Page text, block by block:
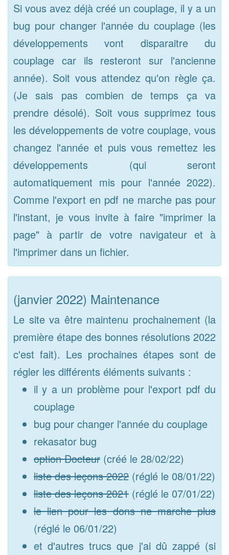
Si vous avez déjà créé un couplage, il y a un
bug pour changer l'année du couplage (les
développements vont disparaitre du
couplage car ils resteront sur l'ancienne
année). Soit vous attendez qu'on règle ça.
(Je sais pas combien de temps ça va
prendre désolé). Soit vous supprimez tous
les développements de votre couplage, vous
changez l'année et puis vous remettez les
développements (qui seront
automatiquement mis pour l'année 2022).
Comme l'export en pdf ne marche pas pour
l'instant, je vous invite à faire "imprimer la
page" à partir de votre navigateur et à
l'imprimer dans un fichier.
(janvier 2022) Maintenance
Le site va être maintenu prochainement (la
première étape des bonnes résolutions 2022
c'est fait). Les prochaines étapes sont de
régler les différents éléments suivants :
il y a un problème pour l'export pdf du
couplage
bug pour changer l'année du couplage
rekasator bug
option Docteur (créé le 28/02/22)
liste des leçons 2022 (réglé le 08/01/22)
liste des leçons 2021 (réglé le 07/01/22)
le lien pour les dons ne marche plus
(réglé le 06/01/22)
et d'autres trucs que j'ai dû zappé (si